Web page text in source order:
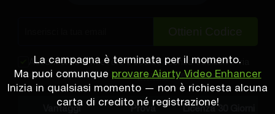
La campagna è terminata per il momento.
Ma puoi comunque provare Aiarty Video Enhancer
Inizia in qualsiasi momento — non è richiesta alcuna
carta di credito né registrazione!
Acconsento a ricevere il codice licenza esclusivo via
email. Rispettiamo la tuaprivacy. Niente spam.
Vantaggi Prova
Licenza 30 Giorni